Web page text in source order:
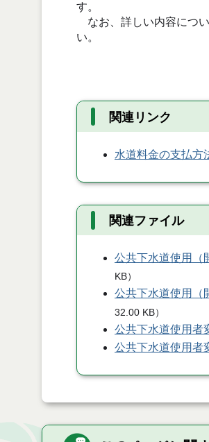
す。
なお、詳しい内容につ
い。
関連リンク
水道料金の支払方
関連ファイル
公共下水道使用（
KB）
公共下水道使用（
32.00 KB）
公共下水道使用者
公共下水道使用者